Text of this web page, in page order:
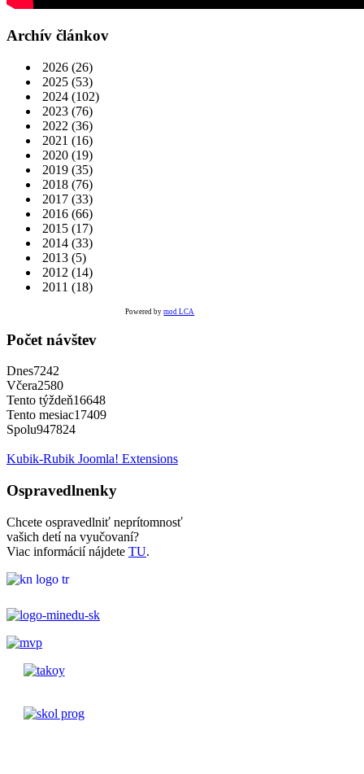
Archív článkov
2026 (26)
2025 (53)
2024 (102)
2023 (76)
2022 (36)
2021 (16)
2020 (19)
2019 (35)
2018 (76)
2017 (33)
2016 (66)
2015 (17)
2014 (33)
2013 (5)
2012 (14)
2011 (18)
Powered bymod LCA
Počet návštev
Dnes7242
Včera2580
Tento týždeň16648
Tento mesiac17409
Spolu947824
Kubik-Rubik Joomla! Extensions
Ospravedlnenky
Chcete ospravedlniť neprítomnosť
vašich detí na vyučovaní?
Viac informácií nájdete TU.